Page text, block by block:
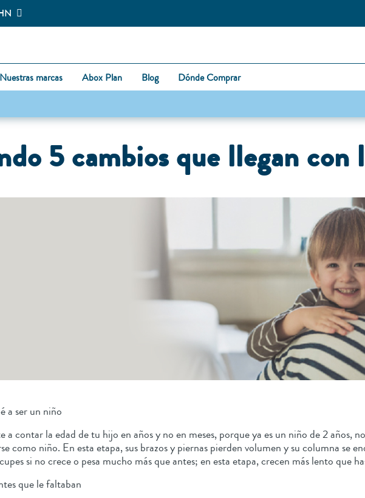
Nuestras marcas Abox Plan Blog Dónde Comprar
5 cambios que llegan con
a ser un niño
a contar la edad de tu hijo en años y no en meses, porque ya es un niño de 2 años,
como niño. En esta etapa, sus brazos y piernas pierden volumen y su columna se
si no crece o pesa mucho más que antes; en esta etapa, crecen más lento que
que le faltaban